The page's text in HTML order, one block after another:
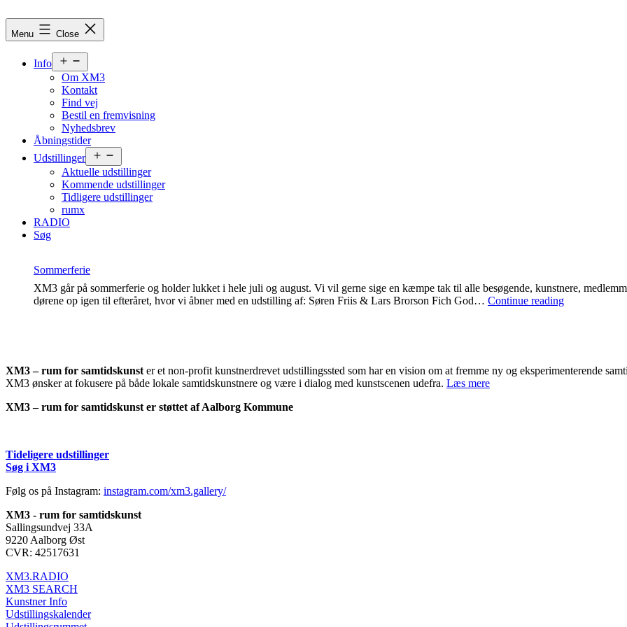
to
content
XM3
samtidskunst
Menu Close
Info
menu
Om XM3
Kontakt
Find vej
Bestil en fremvisning
Nyhedsbrev
Åbningstider
Udstillinger
menu
Aktuelle udstillinger
Kommende udstillinger
Tidligere udstillinger
rumx
RADIO
Søg
Sommerferie
XM3 går på sommerferie og holder lukket i hele juli og august. Vi vil gerne sige en kæmpe tak til alle besøgende, kunstnere,
dørene op igen til efteråret, hvor vi åbner med en udstilling af: Søren Friis & Lars Brorson Fich God… Continue readingSommerferie
XM3 – rum for samtidskunst er et non-profit kunstnerdrevet udstillingssted som har en vision om at fremme ny og eksperimenterende
XM3 ønsker at fokusere på både lokale samtidskunstnere og være i dialog med kunstscenen udefra. Læs mere
XM3 – rum for samtidskunst er støttet af Aalborg Kommune
Tideligere udstillinger
Søg i XM3
Følg os på Instagram: instagram.com/xm3.gallery/
XM3 - rum for samtidskunst
Sallingsundvej 33A
9220 Aalborg Øst
CVR: 42517631
XM3.RADIO
XM3 SEARCH
Kunstner Info
Udstillingskalender